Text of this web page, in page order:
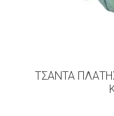
ΤΣΆΝΤΑ